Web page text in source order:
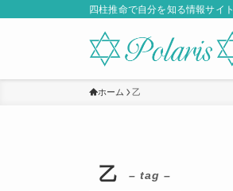
四柱推命で自分を知る情報サイト
ホーム 乙
乙 – tag –